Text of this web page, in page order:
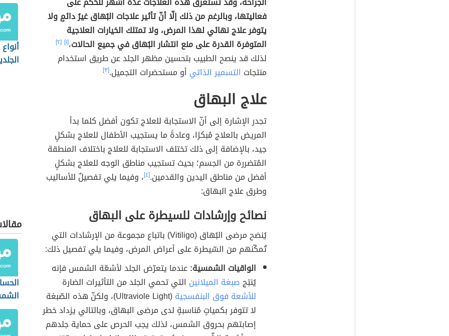
فعاليتها، وبالرغم من ذلك إلّا أنّ تأثير علاجات البُهاق غيرُ دائمٍ ولا
يتوفر علاج نهائي لهذا المرض، ولا تمتلك الخيارات العلاجية
المتوفرة القدرة على منع انتشار البُهاق في جميع الحالات،[١] [٢]
لذلك قد ينصح الطبيب بتحسين مظهر الجلد عن طريق استخدام
منتجات التسمير الذاتي أو مستحضرات التجميل.[٣]
علاج البهاق
تجدر الإشارة إلى أنّ الاستجابة للعلاج تكون أفضل كلما بدأ
المريض بالعلاج مُبكرًا، وعادةً ما يستجيب الأطفال للعلاج بشكلٍ
جيد، بالإضافة إلى ذلك تختلف الاستجابة للعلاج باختلاف المنطقة
المُتضررة من الجسم؛ بحيث تستجيب مناطق الوجه للعلاج بشكلٍ
أفضل من مناطق اليدين والقدمين.[٤] ، وفيما يلي تفصيلٌ للأساليب
وطرق علاج البهاق:
نصائح وإرشادات للسيطرة على البهاق
يُنصَح مرضى البُهاق (Vitiligo) باتباع مجموعة من الإرشادات التي
تُمكّنهم من السّيطرة على أعراض المرض، وفيما يلي تفصيل ذلك:
الواقيات الشمسية:عندما يتعرّض الجلد لأشعّة الشمس فإنه
يُنتِجصبغة الميلانين التي تحمي الجلد من التأثيرات الضارة
للأشعة فوق البنفسجية
(Ultraviole Light)، ولكنّ هذه الصّبغة
لا تتوفر بكمياتٍ مُناسبةٍ لدى مرضى البهاق، وبالتالي يزداد خطر
إصابتهم بحروق الشمس، لذلك يجب الحرص على حماية جلدهم